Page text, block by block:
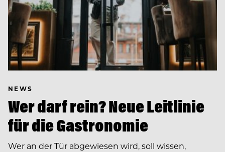
NEWS
Wer darf rein? Neue Leitlinie
für die Gastronomie
Wer an der Tür abgewiesen wird, soll wissen,